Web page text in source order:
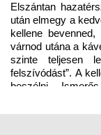
Elszántan
után elmegy a
kellene
várnod utána a
szinte teljesen
felszívódást”. A
beszélni… Ismerős